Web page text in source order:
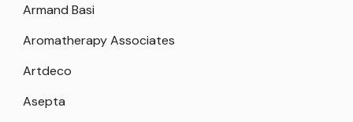
Armand Basi
Aromatherapy Associates
Artdeco
Asepta